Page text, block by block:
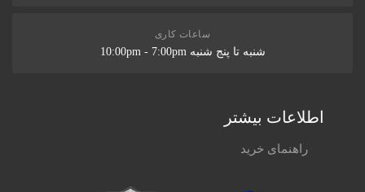
ساعات کاری
شنبه تا پنج شنبه 10:00pm - 7:00pm
اطلاعات بیشتر
راهنمای خرید